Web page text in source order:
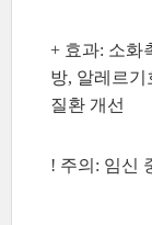
+ 효과: 소화
방, 알레르기
질환 개선
! 주의: 임신